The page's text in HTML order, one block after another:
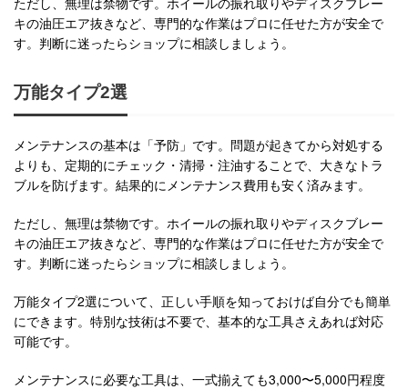
キの油圧エア抜きなど、専門的な作業はプロに任せた方が安全で
す。判断に迷ったらショップに相談しましょう。
万能タイプ2選
メンテナンスの基本は「予防」です。問題が起きてから対処する
よりも、定期的にチェック・清掃・注油することで、大きなトラ
ブルを防げます。結果的にメンテナンス費用も安く済みます。
ただし、無理は禁物です。ホイールの振れ取りやディスクブレー
キの油圧エア抜きなど、専門的な作業はプロに任せた方が安全で
す。判断に迷ったらショップに相談しましょう。
万能タイプ2選について、正しい手順を知っておけば自分でも簡単
にできます。特別な技術は不要で、基本的な工具さえあれば対応
可能です。
メンテナンスに必要な工具は、一式揃えても3,000〜5,000円程度